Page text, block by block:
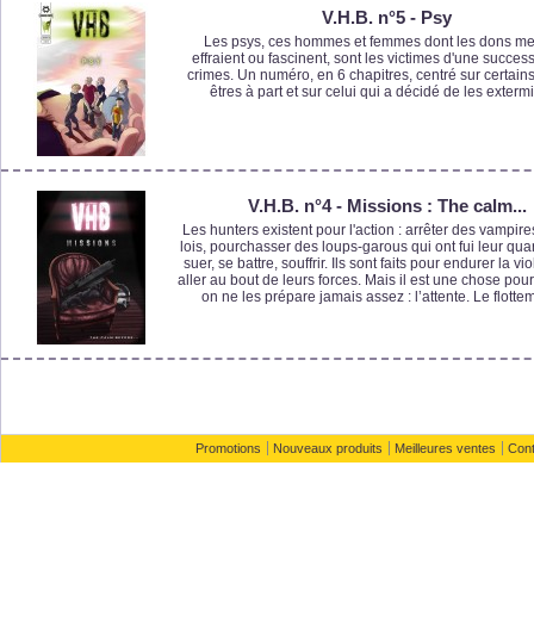
V.H.B. n°5 - Psy
Les psys, ces hommes et femmes dont les dons
effraient ou fascinent, sont les victimes d'une
crimes. Un numéro, en 6 chapitres, centré sur
êtres à part et sur celui qui a décidé de les
V.H.B. n°4 - Missions : The calm...
Les hunters existent pour l'action : arrêter des
lois, pourchasser des loups-garous qui ont fui leur
suer, se battre, souffrir. Ils sont faits pour endurer la
aller au bout de leurs forces. Mais il est une chose
on ne les prépare jamais assez : l’attente. Le
Promotions Nouveaux produits Meilleures ventes